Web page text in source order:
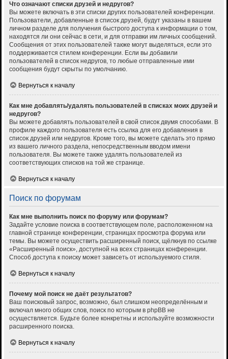
Что означают списки друзей и недругов?
Вы можете включать в эти списки других пользователей конференции.
Пользователи, добавленные в список друзей, будут указаны в вашем
личном разделе для получения быстрого доступа к информации о том,
находятся ли они сейчас в сети, и для отправки им личных сообщений.
Сообщения от этих пользователей также могут выделяться, если это
поддерживается стилем конференции. Если вы добавили
пользователей в список недругов, то любые отправленные ими
сообщения будут скрыты по умолчанию.
Вернуться к началу
Как мне добавлять/удалять пользователей в списках моих друзей и
недругов?
Вы можете добавлять пользователей в свой список двумя способами. В
профиле каждого пользователя есть ссылка для его добавления в
список друзей или недругов. Кроме того, вы можете сделать это прямо
из вашего личного раздела, непосредственным вводом имени
пользователя. Вы можете также удалять пользователей из
соответствующих списков на той же странице.
Вернуться к началу
Поиск по форумам
Как мне выполнить поиск по форуму или форумам?
Задайте условие поиска в соответствующем поле, расположенном на
главной странице конференции, страницах просмотра форума или
темы. Вы можете осуществить расширенный поиск, щёлкнув по ссылке
«Расширенный поиск», доступной на всех страницах конференции.
Способ доступа к поиску может зависеть от используемого стиля.
Вернуться к началу
Почему мой поиск не даёт результатов?
Ваш поисковый запрос, возможно, был слишком неопределённым и
включал много общих слов, поиск по которым в phpBB не
осуществляется. Будьте более конкретны и используйте возможности
расширенного поиска.
Вернуться к началу